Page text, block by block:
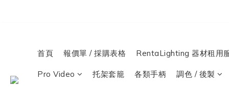
首頁 報價單 / 採購表格 RentaLighting 器材租用
Pro Video 托架套籠 各類手柄 調色 / 後製